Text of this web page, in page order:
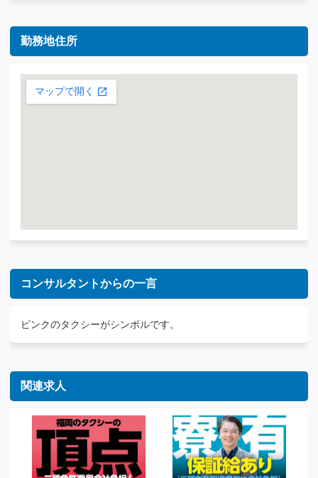
勤務地住所
コンサルタントからの一言
ピンクのタクシーがシンボルです。
関連求人